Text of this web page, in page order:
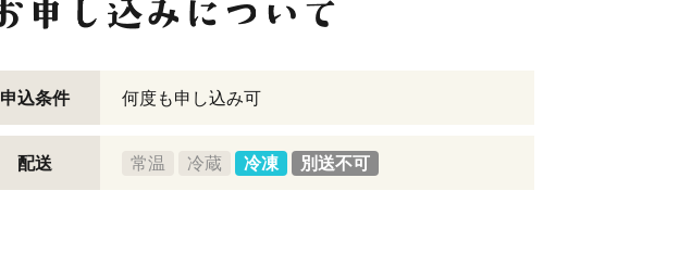
申込条件 何度も申し込み可
配送 常温 冷蔵 冷凍 別送不可